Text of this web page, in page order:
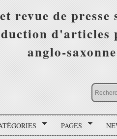
revue de
d'articles
anglo-
PAGES